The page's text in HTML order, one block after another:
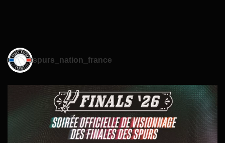
spurs_nation_france